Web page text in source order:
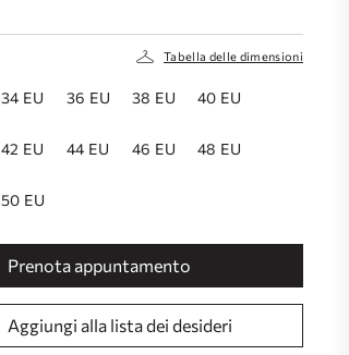
Tabella delle dimensioni
34 EU 36 EU 38 EU 40 EU
42 EU 44 EU 46 EU 48 EU
50 EU
Prenota appuntamento
Aggiungi alla lista dei desideri